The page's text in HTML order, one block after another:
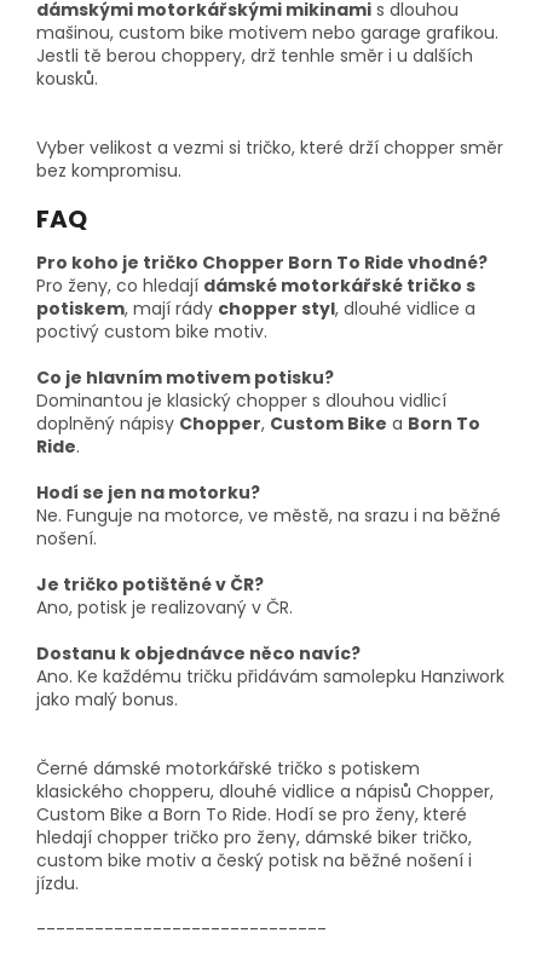
dámskými motorkářskými mikinami s dlouhou
mašinou, custom bike motivem nebo garage grafikou.
Jestli tě berou choppery, drž tenhle směr i u dalších
kousků.
Vyber velikost a vezmi si tričko, které drží chopper směr
bez kompromisu.
FAQ
Pro koho je tričko Chopper Born To Ride vhodné?
Pro ženy, co hledají dámské motorkářské tričko s
potiskem, mají rády chopper styl, dlouhé vidlice a
poctivý custom bike motiv.
Co je hlavním motivem potisku?
Dominantou je klasický chopper s dlouhou vidlicí
doplněný nápisy Chopper, Custom Bike a Born To
Ride.
Hodí se jen na motorku?
Ne. Funguje na motorce, ve městě, na srazu i na běžné
nošení.
Je tričko potištěné v ČR?
Ano, potisk je realizovaný v ČR.
Dostanu k objednávce něco navíc?
Ano. Ke každému tričku přidávám samolepku Hanziwork
jako malý bonus.
Černé dámské motorkářské tričko s potiskem
klasického chopperu, dlouhé vidlice a nápisů Chopper,
Custom Bike a Born To Ride. Hodí se pro ženy, které
hledají chopper tričko pro ženy, dámské biker tričko,
custom bike motiv a český potisk na běžné nošení i
jízdu.
------------------------------